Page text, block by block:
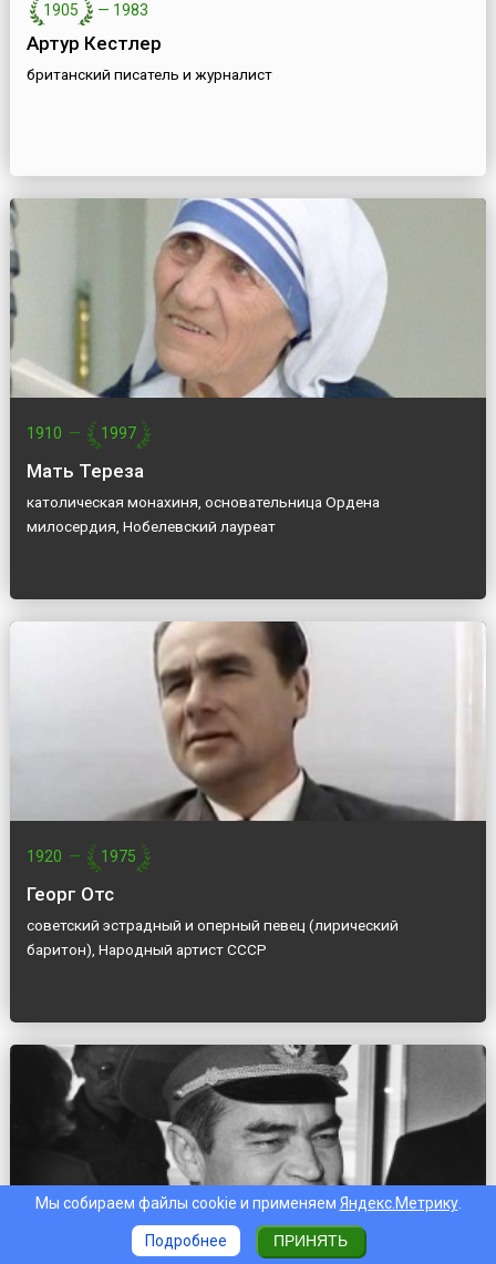
1905 — 1983
Артур Кестлер
британский писатель и журналист
1910 — 1997
Мать Тереза
католическая монахиня, основательница Ордена
милосердия, Нобелевский лауреат
1920 — 1975
Георг Отс
советский эстрадный и оперный певец (лирический
баритон), Народный артист СССР
Мы собираем файлы cookie и применяем Яндекс.Метрику.
Подробнее ПРИНЯТЬ